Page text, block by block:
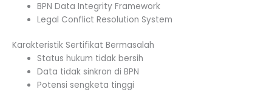
BPN Data Integrity Framework
Legal Conflict Resolution System
Karakteristik Sertifikat Bermasalah
Status hukum tidak bersih
Data tidak sinkron di BPN
Potensi sengketa tinggi